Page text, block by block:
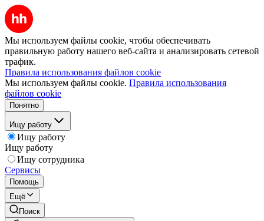
Мы используем файлы cookie, чтобы обеспечивать
правильную работу нашего веб-сайта и анализировать сетевой
трафик.
Правила использования файлов cookie
Мы используем файлы cookie. Правила использования
файлов cookie
Понятно
Ищу работу
Ищу работу
Ищу работу
Ищу сотрудника
Сервисы
Помощь
Ещё
Поиск